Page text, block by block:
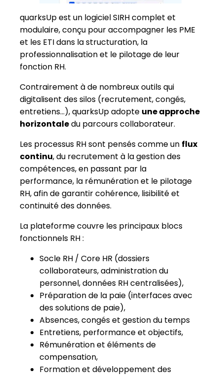
quarksUp est un logiciel SIRH complet et
modulaire, conçu pour accompagner les PME
et les ETI dans la structuration, la
professionnalisation et le pilotage de leur
fonction RH.
Contrairement à de nombreux outils qui
digitalisent des silos (recrutement, congés,
entretiens…), quarksUp adopte une approche
horizontaledu parcours collaborateur.
Les processus RH sont pensés comme un flux
continu, du recrutement à la gestion des
compétences, en passant par la
performance, la rémunération et le pilotage
RH, afin de garantir cohérence, lisibilité et
continuité des données.
La plateforme couvre les principaux blocs
fonctionnels RH :
Socle RH / Core HR (dossiers
collaborateurs, administration du
personnel, données RH centralisées),
Préparation de la paie (interfaces avec
des solutions de paie),
Absences, congés et gestion du temps
Entretiens, performance et objectifs,
Rémunération et éléments de
compensation,
Formation et développement des